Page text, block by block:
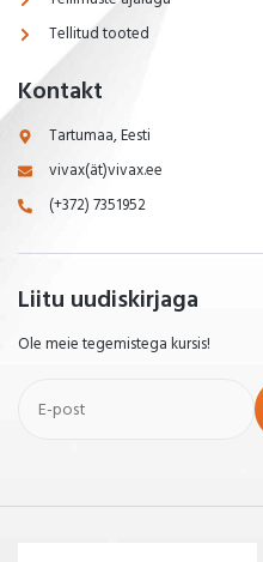
Tellitud tooted
Kontakt
Tartumaa, Eesti
vivax(ät)vivax.ee
(+372) 7351952
Liitu uudiskirjaga
Ole meie tegemistega kursis!